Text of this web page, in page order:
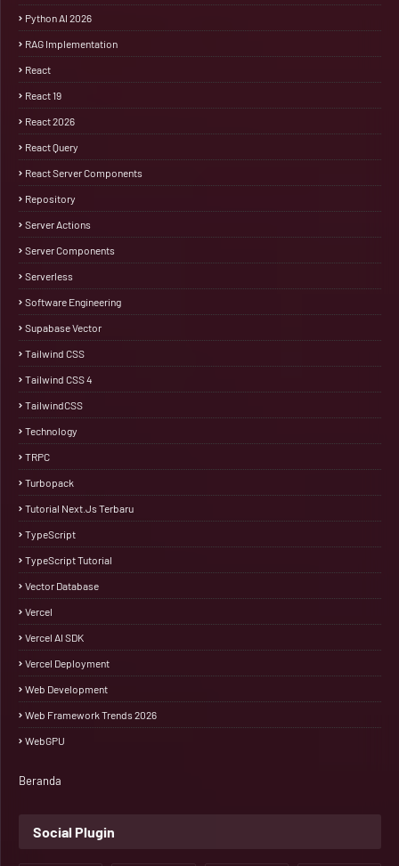
Python AI 2026
RAG Implementation
React
React 19
React 2026
React Query
React Server Components
Repository
Server Actions
Server Components
Serverless
Software Engineering
Supabase Vector
Tailwind CSS
Tailwind CSS 4
TailwindCSS
Technology
TRPC
Turbopack
Tutorial Next.js Terbaru
TypeScript
TypeScript Tutorial
Vector Database
Vercel
Vercel AI SDK
Vercel Deployment
Web Development
Web Framework Trends 2026
WebGPU
Beranda
Social Plugin